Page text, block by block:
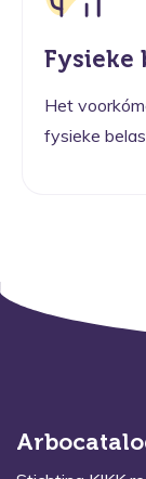
Fysieke
Het
fysieke